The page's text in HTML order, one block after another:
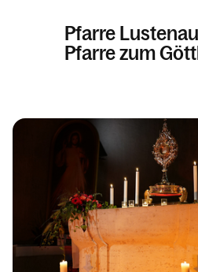
Pfarre
Pfarre zum
Kalender
Personen